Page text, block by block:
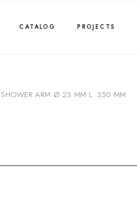
CATALOG PROJECTS
SHOWER ARM Ø 23 MM L. 350 MM